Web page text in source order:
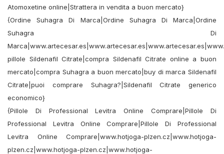
Atomoxetine online|Strattera in vendita a buon mercato}
{Ordine Suhagra Di Marca|Ordine Suhagra Di Marca|Ordine
Suhagra Di
pillole Sildenafil Citrate|compra Sildenafil Citrate online a buon
mercato|compra Suhagra a buon mercato|buy di marca Sildenafil
Citrate|puoi comprare Suhagra?|Sildenafil Citrate generico
economico}
{Pillole Di Professional Levitra Online Comprare|Pillole Di
Professional Levitra Online Comprare|Pillole Di Professional
Levitra Online Comprare|www.hotjoga-plzen.cz|www.hotjoga-
plzen.cz|www.hotjoga-plzen.cz|www.hotjoga-